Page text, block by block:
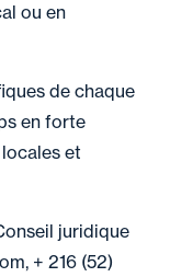
ou en
de chaque
en forte
et
juridique
+ 216 (52)